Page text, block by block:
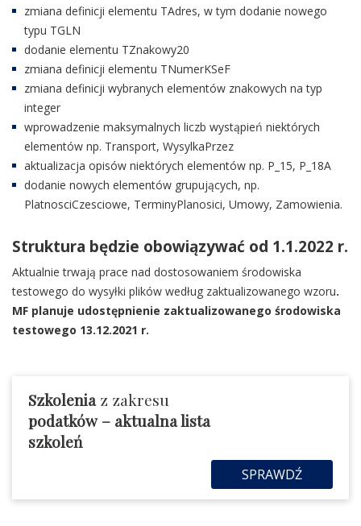
zmiana definicji elementu TAdres, w tym dodanie nowego
typu TGLN
dodanie elementu TZnakowy20
zmiana definicji elementu TNumerKSeF
zmiana definicji wybranych elementów znakowych na typ
integer
wprowadzenie maksymalnych liczb wystąpień niektórych
elementów np. Transport, WysylkaPrzez
aktualizacja opisów niektórych elementów np. P_15, P_18A
dodanie nowych elementów grupujących, np.
PlatnosciCzesciowe, TerminyPlanosici, Umowy, Zamowienia.
Struktura będzie obowiązywać od 1.1.2022 r.
Aktualnie trwają prace nad dostosowaniem środowiska
testowego do wysyłki plików według zaktualizowanego wzoru.
MF planuje udostępnienie zaktualizowanego środowiska
testowego 13.12.2021 r.
Szkoleniaz zakresu
podatków– aktualna lista
szkoleń
SPRAWDŹ